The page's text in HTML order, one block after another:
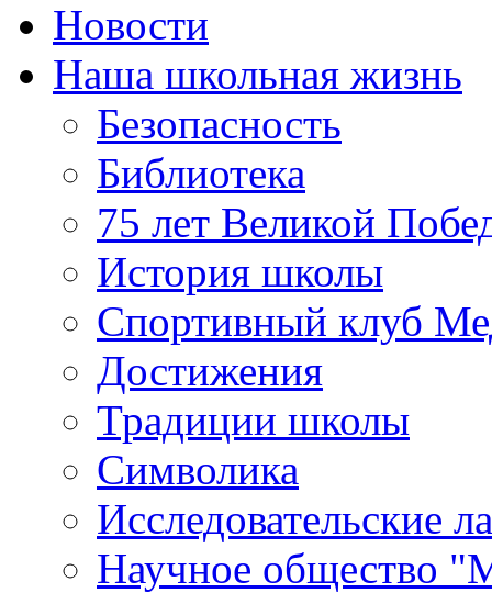
Новости
Наша школьная жизнь
Безопасность
Библиотека
75 лет Великой
История школы
Спортивный клуб
Достижения
Традиции школы
Символика
Исследовательские
Научное общество